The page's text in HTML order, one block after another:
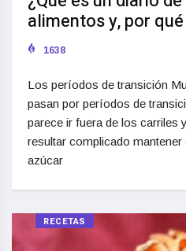
alimentos y, por
1638
Los períodos de transición
pasan por períodos de
parece ir fuera de los carriles
resultar complicado
azúcar
RECETAS